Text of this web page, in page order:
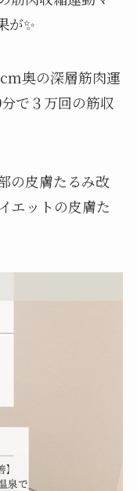
が✨
奥の深層筋肉運
で３万回の筋収
の皮膚たるみ改
エットの皮膚た